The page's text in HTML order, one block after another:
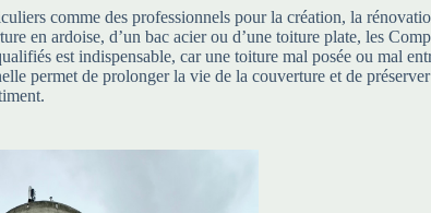
comme des professionnels pour la création, la
en ardoise, d’un bac acier ou d’une toiture plate, les
est indispensable, car une toiture mal posée ou mal
permet de prolonger la vie de la couverture et de